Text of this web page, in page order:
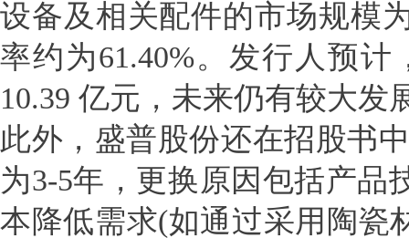
设备及相关配件的市场规模
率约为61.40%。发行人预
10.39 亿元，未来仍有较大发
此外，盛普股份还在招股书
为3-5年，更换原因包括产品
本降低需求(如通过采用陶瓷